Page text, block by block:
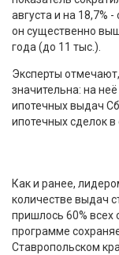
августа и на 18,7%
он существенно
года (до 11 тыс.).
Эксперты
значительна: на
ипотечных выдач
ипотечных сделок в
Как и ранее,
количестве выдач
пришлось 60% всех
программе
Ставропольском